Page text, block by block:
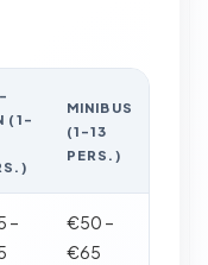
(1-
MINIBUS
(1-13
PERS.)
–
€50 –
€65